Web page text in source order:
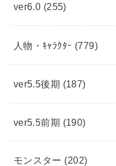
ver6.0 (255)
人物・ｷｬﾗｸﾀｰ (779)
ver5.5後期 (187)
ver5.5前期 (190)
モンスター (202)